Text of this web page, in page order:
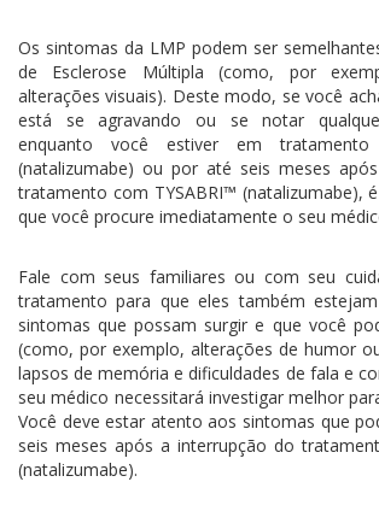
Os sintomas da LMP podem ser
de Esclerose Múltipla (como, por
alterações visuais). Deste modo, se você
está se agravando ou se notar
enquanto você estiver em tratamento
(natalizumabe) ou por até seis meses
tratamento com TYSABRI™ (natalizumabe),
que você procure imediatamente o seu
Fale com seus familiares ou com seu
tratamento para que eles também
sintomas que possam surgir e que você
(como, por exemplo, alterações de humor
lapsos de memória e dificuldades de fala e
seu médico necessitará investigar melhor
Você deve estar atento aos sintomas que
seis meses após a interrupção do
(natalizumabe).